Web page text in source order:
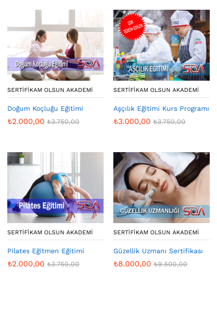
SERTIFIKAM OLSUN AKADEMI
Doğum Koçluğu Eğitimi
₺2.000,00 ₺3.750,00
SERTIFIKAM OLSUN AKADEMI
Aşçılık Eğitimi Kurs Programı
₺3.000,00 ₺3.750,00
SERTIFIKAM OLSUN AKADEMI
Pilates Eğitmen Eğitimi
₺2.000,00 ₺3.750,00
SERTIFIKAM OLSUN AKADEMI
Güzellik Uzmanı Sertifikası
₺8.000,00 ₺9.500,00